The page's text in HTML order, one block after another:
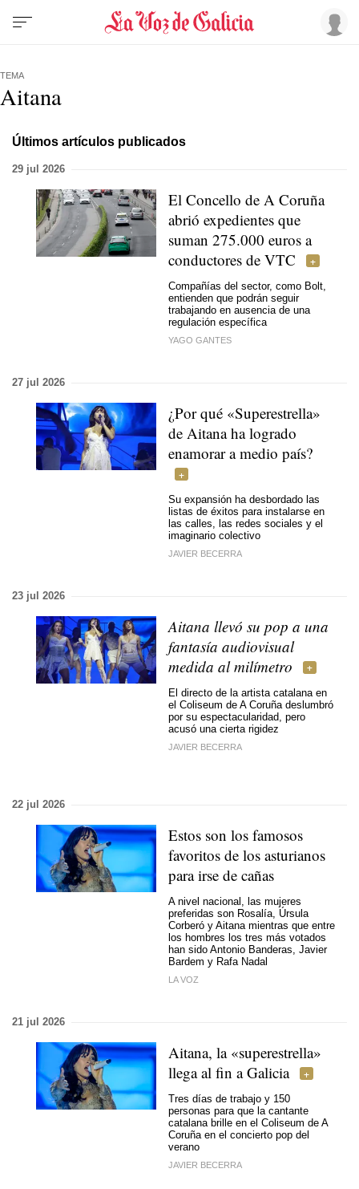
TEMA
Aitana
Últimos artículos publicados
29 jul 2026
El Concello de A Coruña
abrió expedientes que
suman 275.000 euros a
conductores de VTC
Compañías del sector, como Bolt,
entienden que podrán seguir
trabajando en ausencia de una
regulación específica
YAGO GANTES
27 jul 2026
¿Por qué «Superestrella»
de Aitana ha logrado
enamorar a medio país?
Su expansión ha desbordado las
listas de éxitos para instalarse en
las calles, las redes sociales y el
imaginario colectivo
JAVIER BECERRA
23 jul 2026
Aitana llevó su pop a una
fantasía audiovisual
medida al milímetro
El directo de la artista catalana en
el Coliseum de A Coruña deslumbró
por su espectacularidad, pero
acusó una cierta rigidez
JAVIER BECERRA
22 jul 2026
Estos son los famosos
favoritos de los asturianos
para irse de cañas
A nivel nacional, las mujeres
preferidas son Rosalía, Úrsula
Corberó y Aitana mientras que entre
los hombres los tres más votados
han sido Antonio Banderas, Javier
Bardem y Rafa Nadal
LA VOZ
21 jul 2026
Aitana, la «superestrella»
llega al fin a Galicia
Tres días de trabajo y 150
personas para que la cantante
catalana brille en el Coliseum de A
Coruña en el concierto pop del
verano
JAVIER BECERRA